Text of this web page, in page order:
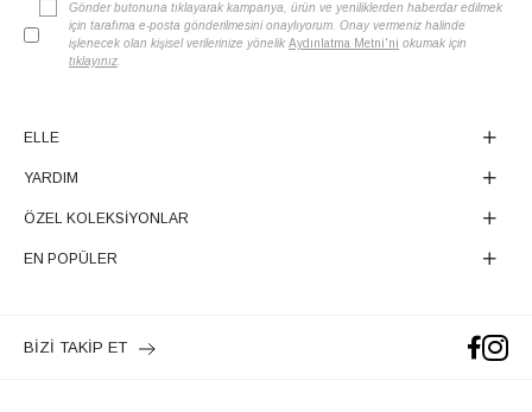
Gönder butonuna tıklayarak kampanya, ürün ve yeniliklerden haberdar edilmek
için tarafıma e-posta gönderilmesini onaylıyorum. Onay vermeniz halinde
işlenecek olan kişisel verilerinize yönelik Aydınlatma Metni'ni okumak için
tıklayınız
ELLE
YARDIM
ÖZEL KOLEKSİYONLAR
EN POPÜLER
BİZİ TAKİP ET